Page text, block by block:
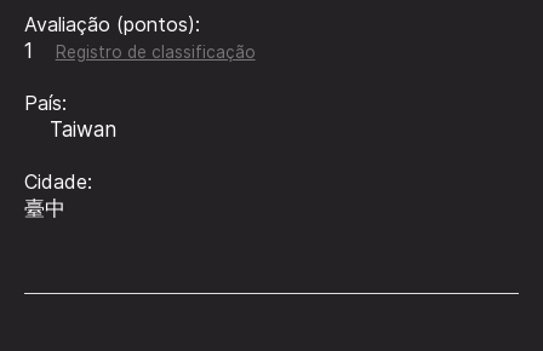
Avaliação (pontos):
1
Registro de classificação
País:
Taiwan
Cidade:
臺中